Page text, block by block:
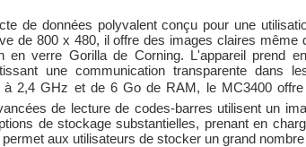
de données polyvalent conçu pour une
de 800 x 480, il offre des images claires
verre Gorilla de Corning. L'appareil prend
une communication transparente dans
à 2,4 GHz et de 6 Go de RAM, le MC3400
de lecture de codes-barres utilisent un
de stockage substantielles, prenant en
aux utilisateurs de stocker un grand